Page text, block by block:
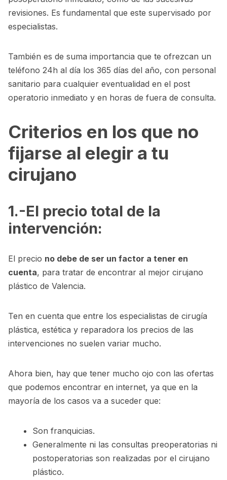
revisiones. Es fundamental que este supervisado por
especialistas.
También es de suma importancia que te ofrezcan un
teléfono 24h al día los 365 días del año, con personal
sanitario para cualquier eventualidad en el post
operatorio inmediato y en horas de fuera de consulta.
Criterios en los que no
fijarse al elegir a tu
cirujano
1.-El precio total de la
intervención:
El precio no debe de ser un factor a tener en
cuenta, para tratar de encontrar al mejor cirujano
plástico de Valencia.
Ten en cuenta que entre los especialistas de cirugía
plástica, estética y reparadora los precios de las
intervenciones no suelen variar mucho.
Ahora bien, hay que tener mucho ojo con las ofertas
que podemos encontrar en internet, ya que en la
mayoría de los casos va a suceder que:
Son franquicias.
Generalmente ni las consultas preoperatorias ni
postoperatorias son realizadas por el cirujano
plástico.